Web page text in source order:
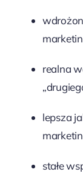
realna
lepsza
stałe